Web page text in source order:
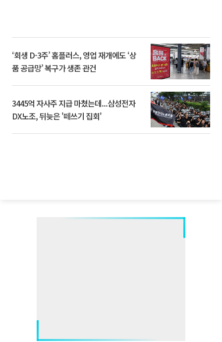
‘회생 D-3주’ 홈플러스, 영업 재개에도 ‘상
품 공급망’ 복구가 생존 관건
3445억 자사주 지급 마쳤는데...삼성전자
DX노조, 뒤늦은 '떼쓰기 집회'